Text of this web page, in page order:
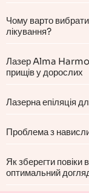
Чому варто
лікування?
Лазер Alma
прищів у дорослих
Лазерна епіляція
Проблема з
Як зберегти повіки
оптимальний